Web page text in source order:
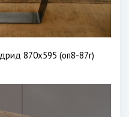
870х595 (оп8-87r)